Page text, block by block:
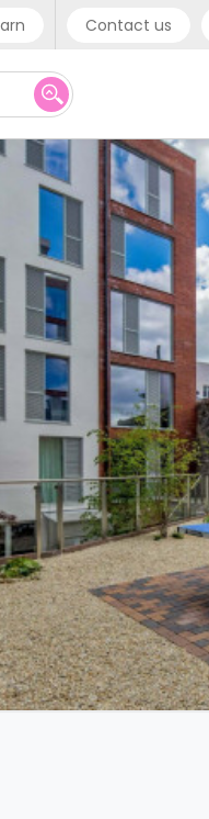
Contact us
support
UK - +44 (0) 20 3871
IN - +91 (80) 3711 1326
US - +1 (646) 718 6172